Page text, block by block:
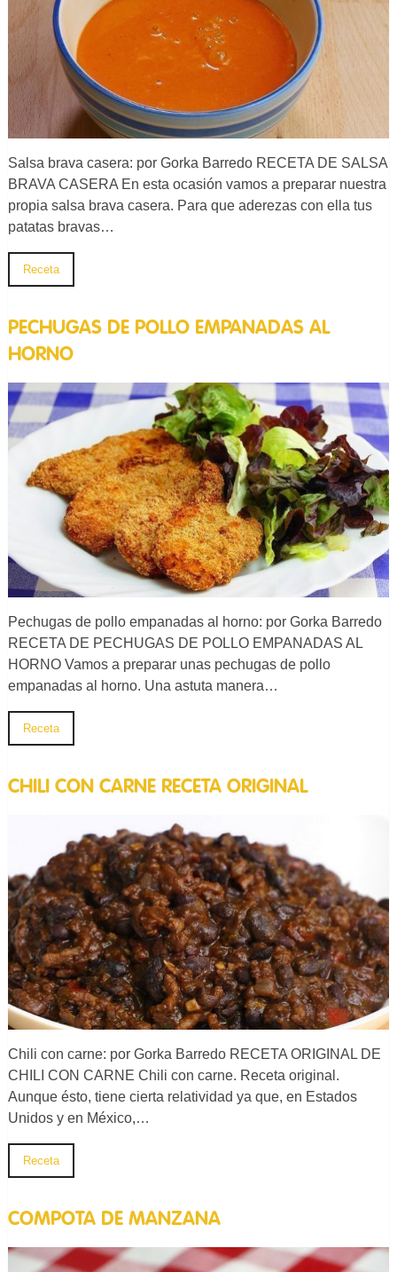
Salsa brava casera: por Gorka Barredo RECETA DE SALSA
BRAVA CASERA En esta ocasión vamos a preparar nuestra
propia salsa brava casera. Para que aderezas con ella tus
patatas bravas…
Receta
PECHUGAS DE POLLO EMPANADAS AL
HORNO
Pechugas de pollo empanadas al horno: por Gorka Barredo
RECETA DE PECHUGAS DE POLLO EMPANADAS AL
HORNO Vamos a preparar unas pechugas de pollo
empanadas al horno. Una astuta manera…
Receta
CHILI CON CARNE RECETA ORIGINAL
Chili con carne: por Gorka Barredo RECETA ORIGINAL DE
CHILI CON CARNE Chili con carne. Receta original.
Aunque ésto, tiene cierta relatividad ya que, en Estados
Unidos y en México,…
Receta
COMPOTA DE MANZANA